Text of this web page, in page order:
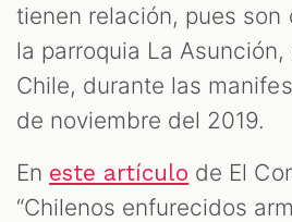
tienen relación, pues son
la parroquia La
Chile, durante las
de noviembre del 2019.
En este artículo de El
“Chilenos enfurecidos